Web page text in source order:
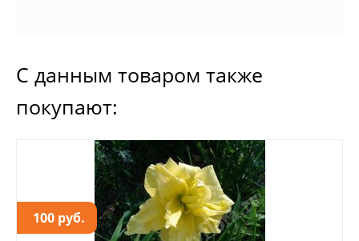
С данным товаром также
покупают:
100 руб.